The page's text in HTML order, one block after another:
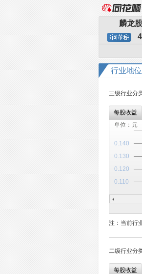
麟龙
行业地位
三级行业分
每股收益
单位：元
0.110
0.120
0.130
0.140
注：当前行
二级行业分
每股收益